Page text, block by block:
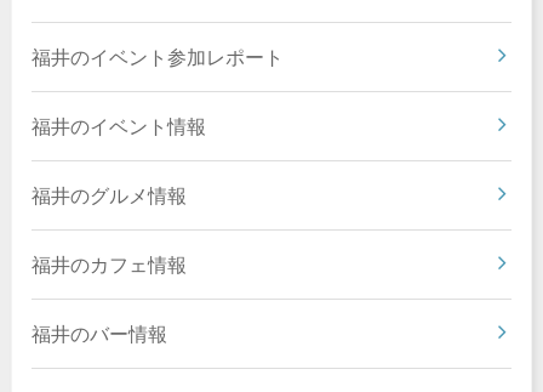
福井のイベント参加レポート
福井のイベント情報
福井のグルメ情報
福井のカフェ情報
福井のバー情報